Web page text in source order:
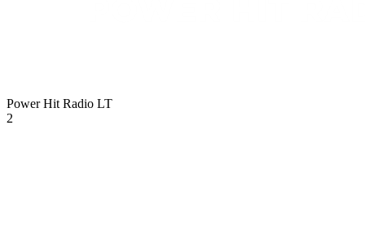
Power Hit Radio LT
2